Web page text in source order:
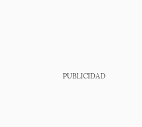
PUBLICIDAD